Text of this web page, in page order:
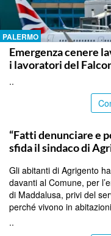
PALERMO
Emergenza cenere
i lavoratori del
..
“Fatti denunciare e
sfida il sindaco di
Gli abitanti di Agrigento
davanti al Comune, per
di Maddalusa, privi del
perché vivono in
..